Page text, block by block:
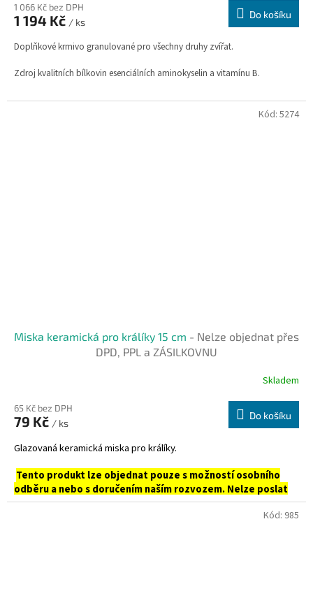
1 066 Kč bez DPH
1 194 Kč / ks
Do košíku
Doplňkové krmivo granulované pro všechny druhy zvířat.
Zdroj kvalitních bílkovin esenciálních aminokyselin a vitamínu B.
Miska keramická pro králíky 15 cm - Nelze objednat přes
DPD, PPL a ZÁSILKOVNU
Skladem
65 Kč bez DPH
79 Kč / ks
Do košíku
Glazovaná keramická miska pro králíky.
Tento produkt lze objednat pouze s možností osobního
odběru a nebo s doručením naším rozvozem. Nelze poslat
prostřednictvím PPL ani Zásilkovnou.
Kód: 5274
Kód: 985